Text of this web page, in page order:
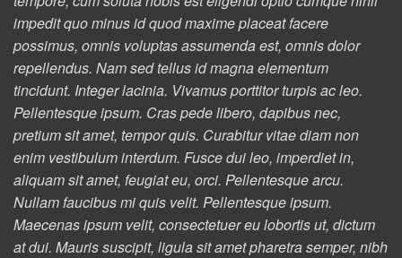
impedit quo minus id quod maxime placeat facere
possimus, omnis voluptas assumenda est, omnis dolor
repellendus. Nam sed tellus id magna elementum
tincidunt. Integer lacinia. Vivamus porttitor turpis ac leo.
Pellentesque ipsum. Cras pede libero, dapibus nec,
pretium sit amet, tempor quis. Curabitur vitae diam non
enim vestibulum interdum. Fusce dui leo, imperdiet in,
aliquam sit amet, feugiat eu, orci. Pellentesque arcu.
Nullam faucibus mi quis velit. Pellentesque ipsum.
Maecenas ipsum velit, consectetuer eu lobortis ut, dictum
at dui. Mauris suscipit, ligula sit amet pharetra semper, nibh